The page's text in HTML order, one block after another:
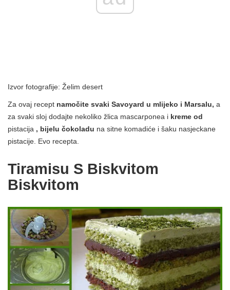
Izvor fotografije: Želim desert
Za ovaj recept namočite svaki Savoyard u mlijeko i Marsalu, a
za svaki sloj dodajte nekoliko žlica mascarponea i kreme od
pistacija , bijelu čokoladu na sitne komadiće i šaku nasjeckane
pistacije. Evo recepta.
Tiramisu S Biskvitom
Biskvitom